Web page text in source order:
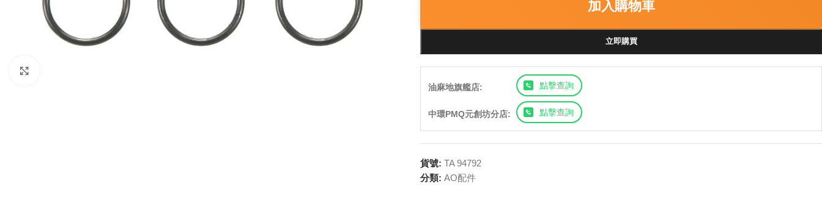
加入購物車
立即購買
油麻地旗艦店: 點擊查詢
中環PMQ元創坊分店: 點擊查詢
貨號: TA 94792
分類: AO配件